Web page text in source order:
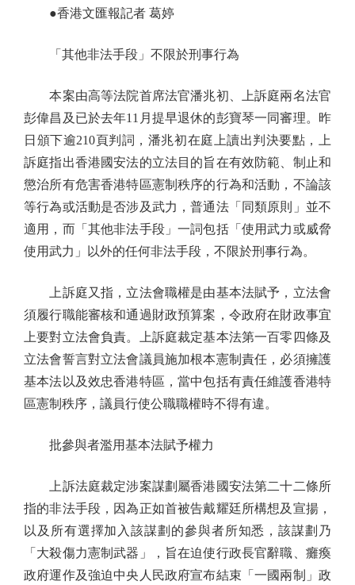
●香港文匯報記者 葛婷
「其他非法手段」不限於刑事行為
本案由高等法院首席法官潘兆初、上訴庭兩名法官
彭偉昌及已於去年11月提早退休的彭寶琴一同審理。昨
日頒下逾210頁判詞，潘兆初在庭上讀出判決要點，上
訴庭指出香港國安法的立法目的旨在有效防範、制止和
懲治所有危害香港特區憲制秩序的行為和活動，不論該
等行為或活動是否涉及武力，普通法「同類原則」並不
適用，而「其他非法手段」一詞包括「使用武力或威脅
使用武力」以外的任何非法手段，不限於刑事行為。
上訴庭又指，立法會職權是由基本法賦予，立法會
須履行職能審核和通過財政預算案，令政府在財政事宜
上要對立法會負責。上訴庭裁定基本法第一百零四條及
立法會誓言對立法會議員施加根本憲制責任，必須擁護
基本法以及效忠香港特區，當中包括有責任維護香港特
區憲制秩序，議員行使公職職權時不得有違。
批參與者濫用基本法賦予權力
上訴法庭裁定涉案謀劃屬香港國安法第二十二條所
指的非法手段，因為正如首被告戴耀廷所構想及宣揚，
以及所有選擇加入該謀劃的參與者所知悉，該謀劃乃
「大殺傷力憲制武器」，旨在迫使行政長官辭職、癱瘓
政府運作及強迫中央人民政府宣布結束「一國兩制」政